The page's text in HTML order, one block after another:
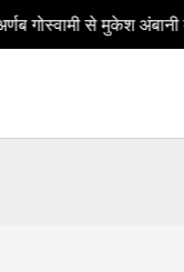
के अँटीलिया बम